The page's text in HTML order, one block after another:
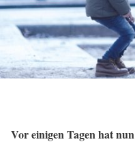
Vor einigen Tagen hat